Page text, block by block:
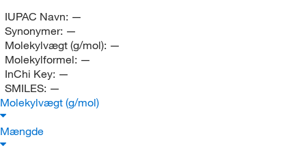
IUPAC Navn: —
Synonymer: —
Molekylvægt (g/mol): —
Molekylformel: —
InChi Key: —
SMILES: —
Molekylvægt (g/mol)
Mængde